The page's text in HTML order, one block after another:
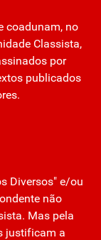
coadunam, no
Classista,
por
publicados
Diversos" e/ou
não
Mas pela
justificam a